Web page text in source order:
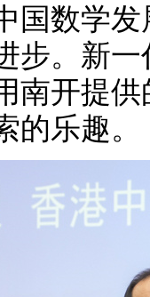
国数学
步。新
南开提
的乐趣。